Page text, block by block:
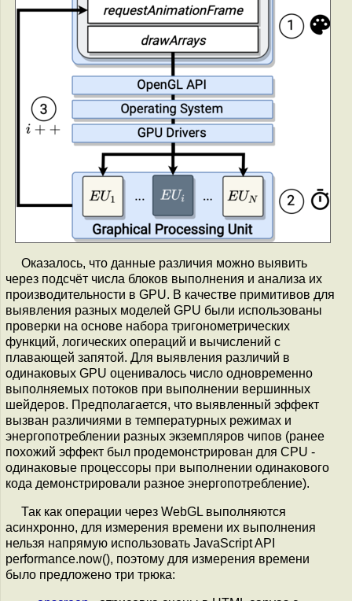
Оказалось, что данные различия можно выявить
через подсчёт числа блоков выполнения и анализа их
производительности в GPU. В качестве примитивов для
выявления разных моделей GPU были использованы
проверки на основе набора тригонометрических
функций, логических операций и вычислений с
плавающей запятой. Для выявления различий в
одинаковых GPU оценивалось число одновременно
выполняемых потоков при выполнении вершинных
шейдеров. Предполагается, что выявленный эффект
вызван различиями в температурных режимах и
энергопотреблении разных экземпляров чипов (ранее
похожий эффект был продемонстрирован для CPU -
одинаковые процессоры при выполнении одинакового
кода демонстрировали разное энергопотребление).
Так как операции через WebGL выполняются
асинхронно, для измерения времени их выполнения
нельзя напрямую использовать JavaScript API
performance.now(), поэтому для измерения времени
было предложено три трюка: